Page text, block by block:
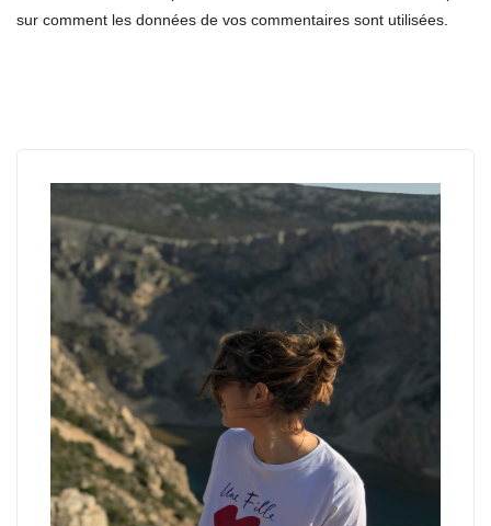
sur comment les données de vos commentaires sont utilisées